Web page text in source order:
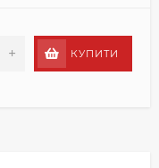
+ КУПИТИ